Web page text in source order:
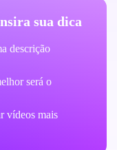
sua dica
descrição
será o
vídeos mais